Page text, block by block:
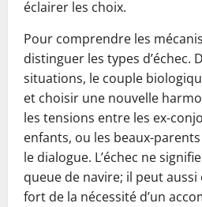
éclairer les choix.
Pour comprendre les
distinguer les types d’échec.
situations, le couple
et choisir une nouvelle
les tensions entre les ex-
enfants, ou les beaux-
le dialogue. L’échec ne
queue de navire; il peut
fort de la nécessité d’un